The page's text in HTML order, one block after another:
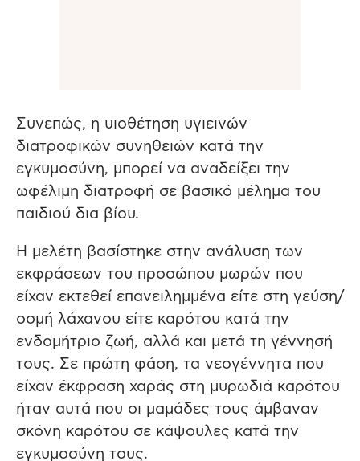
Συνεπώς, η υιοθέτηση υγιεινών
διατροφικών συνηθειών κατά την
εγκυμοσύνη, μπορεί να αναδείξει την
ωφέλιμη διατροφή σε βασικό μέλημα του
παιδιού δια βίου.
Η μελέτη βασίστηκε στην ανάλυση των
εκφράσεων του προσώπου μωρών που
είχαν εκτεθεί επανειλημμένα είτε στη γεύση/
οσμή λάχανου είτε καρότου κατά την
ενδομήτριο ζωή, αλλά και μετά τη γέννησή
τους. Σε πρώτη φάση, τα νεογέννητα που
είχαν έκφραση χαράς στη μυρωδιά καρότου
ήταν αυτά που οι μαμάδες τους άμβαναν
σκόνη καρότου σε κάψουλες κατά την
εγκυμοσύνη τους.